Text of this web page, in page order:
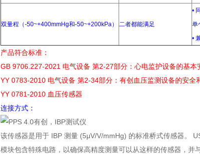
双量程（-50~+400mmHg和-50~+200kPa） 二者都能满足
•
单
•
产品符合标准：
GB 9706.227-2021 电气设备 第2-27部分：心电监护设备的基本
YY 0783-2010 电气设备 第2-34部分：有创血压监测设备的安全
YY 0781-2010 血压传感器
连接方式：
该传感器是用于 IBP 测量 (5μV/V/mmHg) 的标准桥式传感器。
模块包含特殊电路，以确保高精度测量可以从这样的传感器，并